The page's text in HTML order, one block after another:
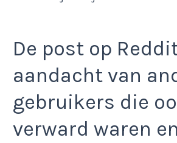
De post op
aandacht van
gebruikers die
verward waren en